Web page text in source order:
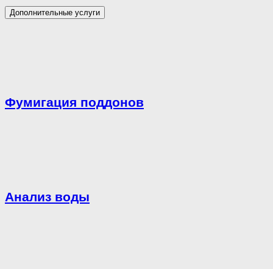
Дополнительные услуги
Фумигация поддонов
Анализ воды